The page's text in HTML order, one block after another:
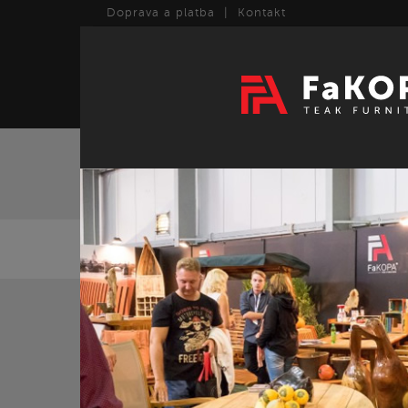
Doprava a platba Kontakt
TEAK
ZPĚT